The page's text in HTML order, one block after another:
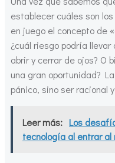
establecer cuáles son
en juego el concepto de
¿cuál riesgo podría
abrir y cerrar de ojos? O
una gran oportunidad?
pánico, sino ser racional
Leer más: Los
tecnología al entrar al